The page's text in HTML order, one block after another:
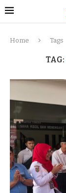
Home Tags
TAG: